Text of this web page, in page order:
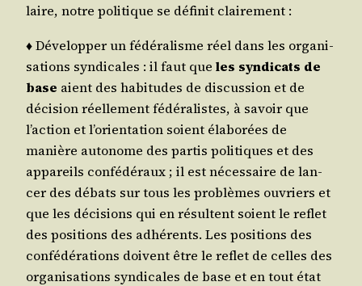
laire, notre poli­tique se défi­nit clairement :
♦ Déve­lop­per un fédé­ra­lisme réel dans les orga­ni­
sa­tions syn­di­cales : il faut que les syn­di­cats de
base aient des habi­tudes de dis­cus­sion et de
déci­sion réel­le­ment fédé­ra­listes, à savoir que
l’action et l’orientation soient éla­bo­rées de
manière auto­nome des par­tis poli­tiques et des
appa­reils confé­dé­raux ; il est néces­saire de lan­
cer des débats sur tous les pro­blèmes ouvriers et
que les déci­sions qui en résultent soient le reflet
des posi­tions des adhé­rents. Les posi­tions des
confé­dé­ra­tions doivent être le reflet de celles des
orga­ni­sa­tions syn­di­cales de base et en tout état